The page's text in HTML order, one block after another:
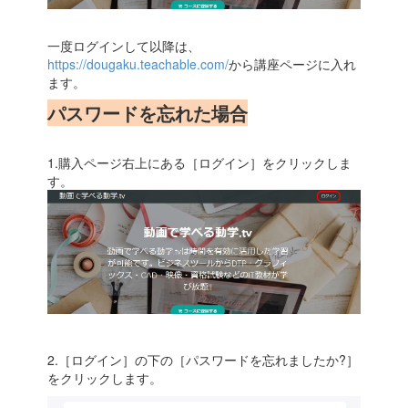
一度ログインして以降は、
https://dougaku.teachable.com/から講座ページに入れ
ます。
パスワードを忘れた場合
1.購入ページ右上にある［ログイン］をクリックしま
す。
2.［ログイン］の下の［パスワードを忘れましたか?］
をクリックします。